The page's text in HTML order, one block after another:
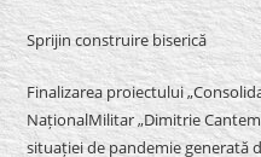
Sprijin construire biserică
Finalizarea proiectului
NaționalMilitar „Dimitrie
situației de pandemie generată